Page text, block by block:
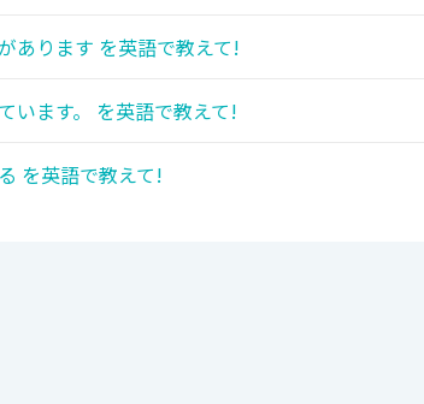
あります を英語で教えて!
います。 を英語で教えて!
を英語で教えて!